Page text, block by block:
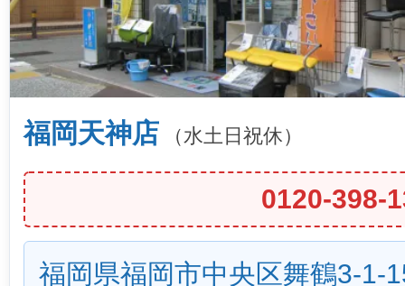
福岡天神店 （水土日祝休）
0120-398-
福岡県福岡市中央区舞鶴3-1-